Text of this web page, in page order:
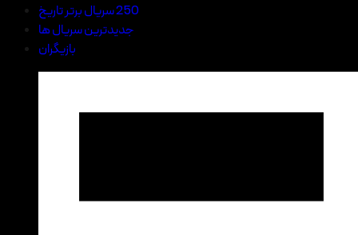
250 سریال برتر تاریخ
جدیدترین سریال ها
بازیگران